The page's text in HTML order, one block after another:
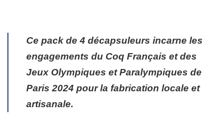
Ce pack de 4 décapsuleurs incarne les
engagements du Coq Français et des
Jeux Olympiques et Paralympiques de
Paris 2024 pour la fabrication locale et
artisanale.